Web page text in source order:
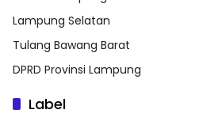
Lampung Selatan
Tulang Bawang Barat
DPRD Provinsi Lampung
Label